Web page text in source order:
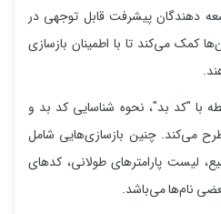
دهندگان پیشرفت قابل توجهی در
کمک می‌کند تا با اطمینان بازسازی
با "کد بد"، نحوه شناسایی کد بد و
می‌کند. چنین بازسازی‌هایی شامل
لیست پارامترهای طولانی، کدهای
نام‌‌ها می‌باشد.